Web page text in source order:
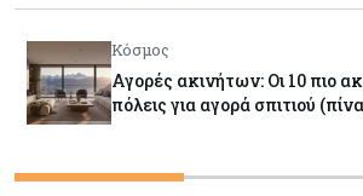
Κόσμος
Αγορές ακινήτων: Οι 10 πιο
πόλεις για αγορά σπιτιού
Κόσμος